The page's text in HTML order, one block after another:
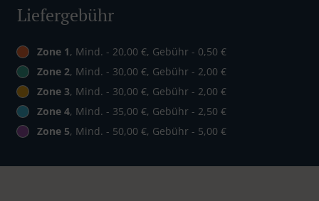
Liefergebühr
Zone 1, Mind. - 20,00 €, Gebühr - 0,50 €
Zone 2, Mind. - 30,00 €, Gebühr - 2,00 €
Zone 3, Mind. - 30,00 €, Gebühr - 2,00 €
Zone 4, Mind. - 35,00 €, Gebühr - 2,50 €
Zone 5, Mind. - 50,00 €, Gebühr - 5,00 €